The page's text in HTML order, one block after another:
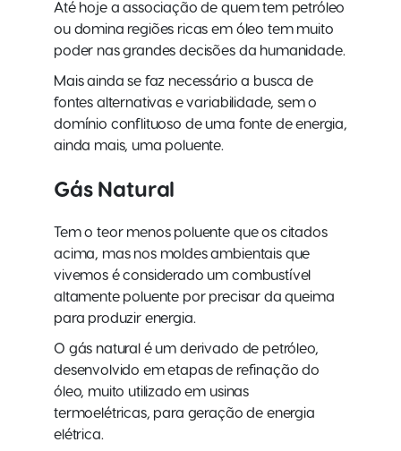
Até hoje a associação de quem tem petróleo
ou domina regiões ricas em óleo tem muito
poder nas grandes decisões da humanidade.
Mais ainda se faz necessário a busca de
fontes alternativas e variabilidade, sem o
domínio conflituoso de uma fonte de energia,
ainda mais, uma poluente.
Gás Natural
Tem o teor menos poluente que os citados
acima, mas nos moldes ambientais que
vivemos é considerado um combustível
altamente poluente por precisar da queima
para produzir energia.
O gás natural é um derivado de petróleo,
desenvolvido em etapas de refinação do
óleo, muito utilizado em usinas
termoelétricas, para geração de energia
elétrica.